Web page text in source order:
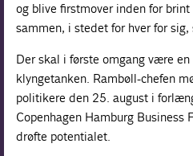
og blive firstmover inden for
sammen, i stedet for hver for sig,
Der skal i første omgang være
klyngetanken. Rambøll-chefen
politikere den 25. august i
Copenhagen Hamburg Business
drøfte potentialet.